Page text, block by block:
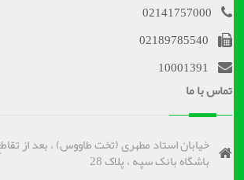
02141757000
02189785540
10001391
تماس با ما
خیابان استاد مطهری (تخت طاووس) ، بعد از
باشگاه بانک سپه ، پلاک 28